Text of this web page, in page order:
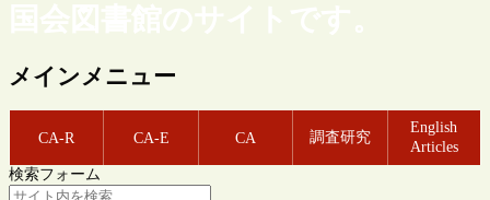
国会図書館のサイトです。
メインメニュー
CA-R CA-E CA 調査研究
English
Articles
検索フォーム